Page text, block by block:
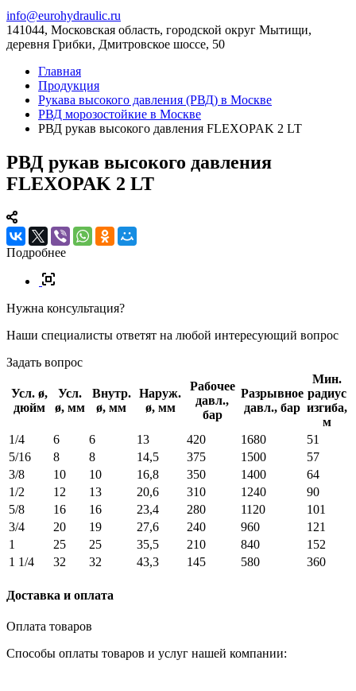
info@eurohydraulic.ru
141044, Московская область, городской округ Мытищи,
деревня Грибки, Дмитровское шоссе, 50
Главная
Продукция
Рукава высокого давления (РВД) в Москве
РВД морозостойкие в Москве
РВД рукав высокого давления FLEXOPAK 2 LT
РВД рукав высокого давления
FLEXOPAK 2 LT
Подробнее
Нужна консультация?
Наши специалисты ответят на любой интересующий вопрос
Задать вопрос
Усл. ø,
дюйм
Усл.
ø, мм
Внутр.
ø, мм
Наруж.
ø, мм
Рабочее
давл.,
бар
Разрывное
давл., бар
Мин.
радиус
изгиба,
м
1/4
6 6 13 420 1680
51
5/16
8 8 14,5 375 1500
57
3/8
10 10 16,8 350 1400
64
1/2
12 13 20,6 310 1240
90
5/8
16 16 23,4 280 1120
101
3/4
20 19 27,6 240 960
121
1
25 25 35,5 210 840
152
1 1/4
32 32 43,3 145 580 360
Доставка и оплата
Оплата товаров
Способы оплаты товаров и услуг нашей компании: